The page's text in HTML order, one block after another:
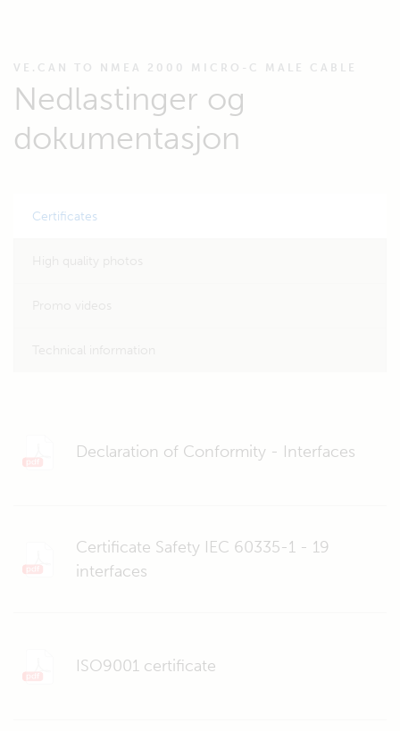
VE.CAN TO NMEA 2000 MICRO-C MALE CABLE
Nedlastinger og
dokumentasjon
Certificates
Declaration of Conformity - Interfaces
Certificate Safety IEC 60335-1 - 19
interfaces
ISO9001 certificate